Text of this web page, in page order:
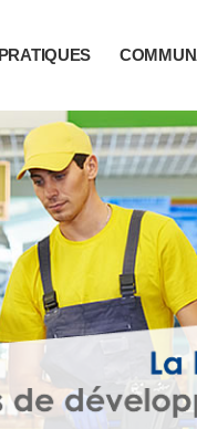
PRATIQUES